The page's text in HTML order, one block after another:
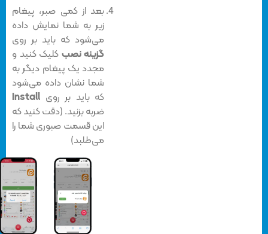
بعد از کمی صبر، پیغام
زیر به شما نمایش داده
می‌شود که باید بر روی
گزینه نصبکلیک کنید و
مجدد یک پیغام دیگر به
شما نشان داده می‌شود
که باید بر رویInstall
ضربه بزنید. (دقت کنید که
این قسمت صبوری شما را
می‌طلبد)